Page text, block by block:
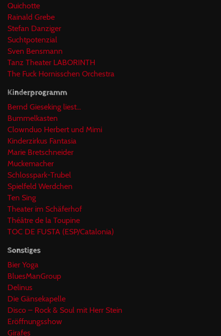
Quichotte
Rainald Grebe
Stefan Danziger
Suchtpotenzial
Sven Bensmann
Tanz Theater LABORINTH
The Fuck Hornisschen Orchestra
Kinderprogramm
Bernd Gieseking liest...
Bummelkasten
Clownduo Herbert und Mimi
Kinderzirkus Fantasia
Marie Bretschneider
Muckemacher
Schlosspark-Trubel
Spielfeld Werdchen
Ten Sing
Theater im Schäferhof
Théâtre de la Toupine
TOC DE FUSTA (ESP/Catalonia)
Sonstiges
Bier Yoga
BluesManGroup
Delinus
Die Gänsekapelle
Disco – Rock & Soul mit Herr Stein
Eröffnungsshow
Girafes